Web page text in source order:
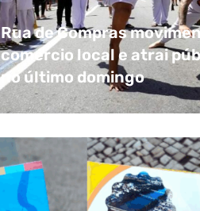
Rua de Compras
comércio local e atrai
no último domingo